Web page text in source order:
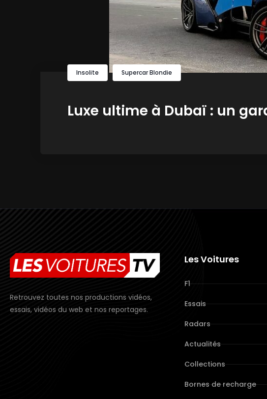
Insolite Supercar Blondie
Luxe ultime à Dubaï : un
Retrouvez toutes nos productions vidéos,
essais, vidéos du web et nos reportages.
Les Voitures
F1
Essais
Radars
Actualités
Collections
Bornes de recharge